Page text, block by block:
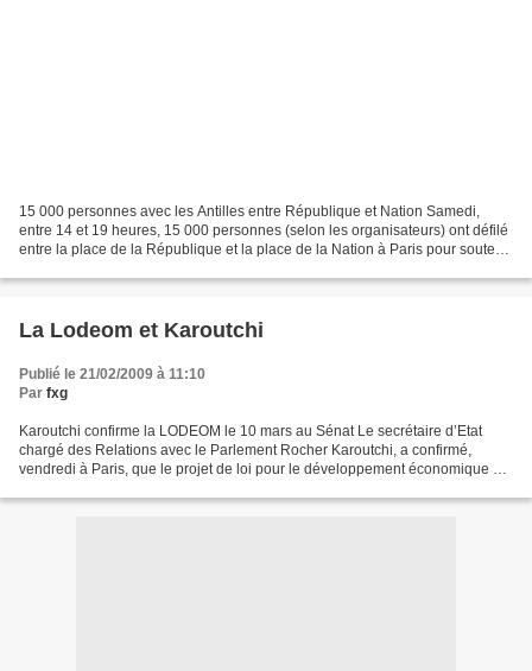
15 000 personnes avec les Antilles entre République et Nation Samedi,
entre 14 et 19 heures, 15 000 personnes (selon les organisateurs) ont défilé
entre la place de la République et la place de la Nation à Paris pour soutenir
La Lodeom et Karoutchi
Publié le 21/02/2009 à 11:10
Par fxg
Karoutchi confirme la LODEOM le 10 mars au Sénat Le secrétaire d’Etat
chargé des Relations avec le Parlement Rocher Karoutchi, a confirmé,
vendredi à Paris, que le projet de loi pour le développement économique de